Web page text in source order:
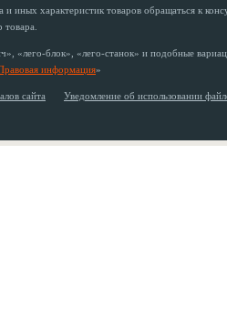
и иных характеристик товаров обращаться к
«лего-блок», «лего-станок» и подобные
информация»
сайта Уведомление об использовании